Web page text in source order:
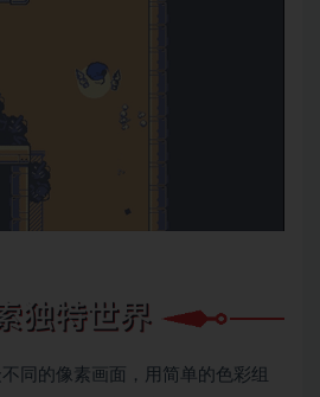
同的像素画面，用简单的色彩组